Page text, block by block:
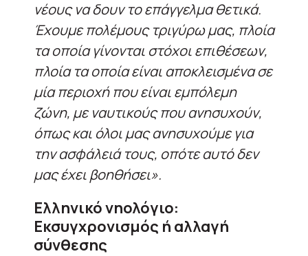
νέους να δουν το επάγγελμα θετικά.
Έχουμε πολέμους τριγύρω μας, πλοία
τα οποία γίνονται στόχοι επιθέσεων,
πλοία τα οποία είναι αποκλεισμένα σε
μία περιοχή που είναι εμπόλεμη
ζώνη, με ναυτικούς που ανησυχούν,
όπως και όλοι μας ανησυχούμε για
την ασφάλειά τους, οπότε αυτό δεν
μας έχει βοηθήσει».
Ελληνικό νηολόγιο:
Εκσυγχρονισμός ή αλλαγή
σύνθεσης